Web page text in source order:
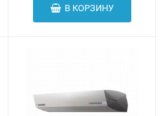
В КОРЗИНУ